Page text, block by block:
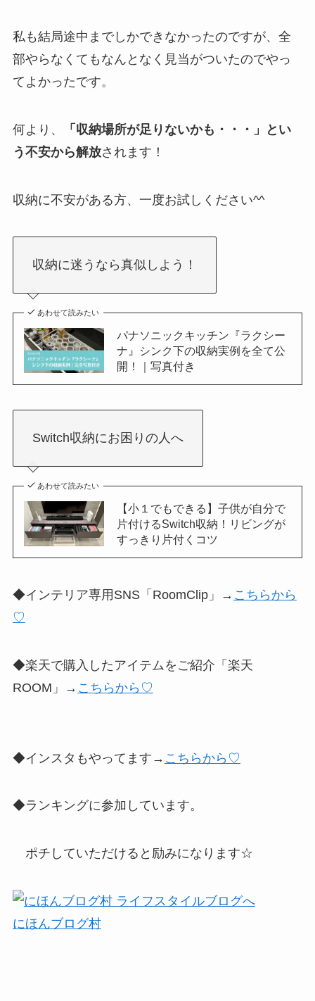
私も結局途中までしかできなかったのですが、全
部やらなくてもなんとなく見当がついたのでやっ
てよかったです。
何より、
「収納場所が足りないかも・・・」とい
う不安から解放されます！
収納に不安がある方、一度お試しください^^
収納に迷うなら真似しよう！
あわせて読みたい
パナソニックキッチン『ラクシー
ナ』シンク下の収納実例を全て公
開！｜写真付き
Switch収納にお困りの人へ
あわせて読みたい
【小１でもできる】子供が自分で
片付けるSwitch収納！リビングが
すっきり片付くコツ
◆インテリア専用SNS「RoomClip」→ こちらから
♡
◆楽天で購入したアイテムをご紹介「楽天
ROOM」→ こちらから♡
◆インスタもやってます→ こちらから♡
◆ランキングに参加しています。
ポチしていただけると励みになります☆
にほんブログ村